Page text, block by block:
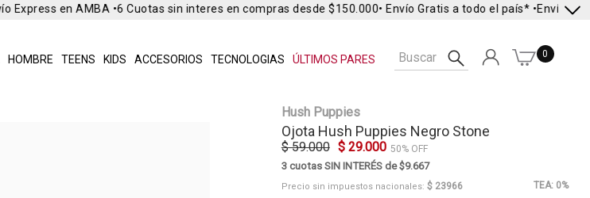
HOMBRE TEENS KIDS ACCESORIOS TECNOLOGIAS ÚLTIMOS PARES
Express en AMBA •6 Cuotas sin interes en compras desde $150.000• Envío Gratis a todo el país* •Envío
0
Hush Puppies
Ojota Hush Puppies Negro Stone
$ 59.000 $ 29.000 50% OFF
3 cuotas SIN INTERÉS de $9.667
Precio sin impuestos nacionales: $ 23966 TEA: 0%